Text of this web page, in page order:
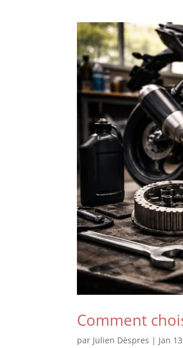
Comment
par Julien Dèspres | Jan